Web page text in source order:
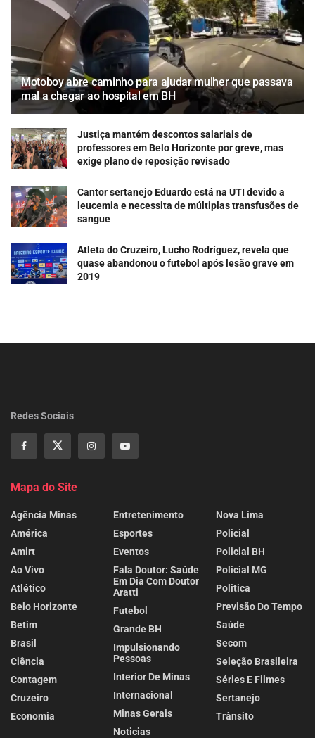
Motoboy abre caminho para ajudar mulher que passava
mal a chegar ao hospital em BH
Justiça mantém descontos salariais de
professores em Belo Horizonte por greve, mas
exige plano de reposição revisado
Cantor sertanejo Eduardo está na UTI devido a
leucemia e necessita de múltiplas transfusões de
sangue
Atleta do Cruzeiro, Lucho Rodríguez, revela que
quase abandonou o futebol após lesão grave em
2019
Redes Sociais
Mapa do Site
Agência Minas
América
Amirt
Ao Vivo
Atlético
Belo Horizonte
Betim
Brasil
Ciência
Contagem
Cruzeiro
Economia
Entretenimento
Esportes
Eventos
Fala Doutor: Saúde
Em Dia Com Doutor
Aratti
Futebol
Grande BH
Impulsionando
Pessoas
Interior De Minas
Internacional
Minas Gerais
Noticias
Nova Lima
Policial
Policial BH
Policial MG
Politica
Previsão Do Tempo
Saúde
Secom
Seleção Brasileira
Séries E Filmes
Sertanejo
Trânsito